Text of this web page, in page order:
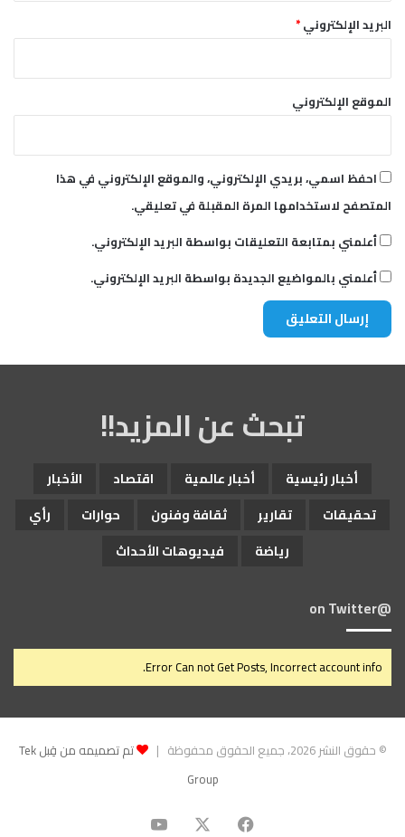
البريد الإلكتروني*
الموقع الإلكتروني
احفظ اسمي، بريدي الإلكتروني، والموقع الإلكتروني في هذا
المتصفح لاستخدامها المرة المقبلة في تعليقي.
أعلمني بمتابعة التعليقات بواسطة البريد الإلكتروني.
أعلمني بالمواضيع الجديدة بواسطة البريد الإلكتروني.
تبحث عن المزيد!!
أخبار رئيسية أخبار عالمية اقتصاد
الأخبار
تحقيقات
تقارير ثقافة وفنون حوارات
رأي
رياضة
فيديوهات الأحداث
@on Twitter
Error Can not Get Posts, Incorrect account info.
© حقوق النشر 2026، جميع الحقوق محفوظة |
تم تصميمه من قِبل Tek
Group
فيسبوك